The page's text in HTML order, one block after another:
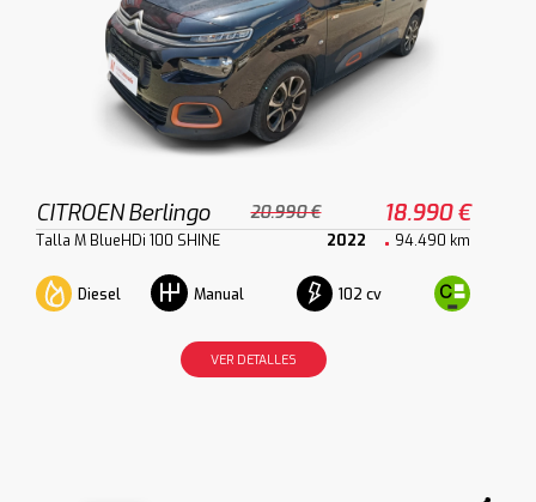
CITROEN Berlingo 20.990 € 18.990 €
Talla M BlueHDi 100 SHINE 2022 94.490 km
Diesel Manual 102 cv
VER DETALLES